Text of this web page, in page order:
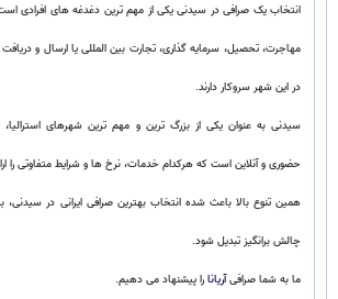
انتخاب یک صرافی در سیدنی یکی از مهم ترین دغدغه های افرادی
مهاجرت، تحصیل، سرمایه گذاری، تجارت بین المللی یا ارسال و دریافت
در این شهر سروکار دارند.
سیدنی به عنوان یکی از بزرگ ترین و مهم ترین شهرهای استرالیا،
حضوری و آنلاین است که هرکدام خدمات، نرخ ها و شرایط متفاوتی را
همین تنوع بالا باعث شده انتخاب بهترین صرافی ایرانی در سیدنی،
چالش برانگیز تبدیل شود.
ما به شما صرافیآریانارا پیشنهاد می دهیم.